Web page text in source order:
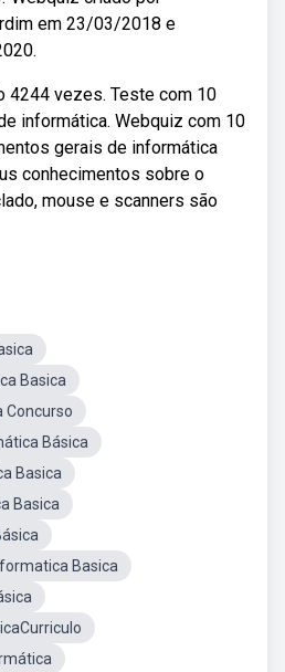
em 23/03/2018 e
4244 vezes. Teste com 10
informática. Webquiz com 10
gerais de informática
conhecimentos sobre o
mouse e scanners são
Basica
Concurso
Básica
Basica
Basica
Basica